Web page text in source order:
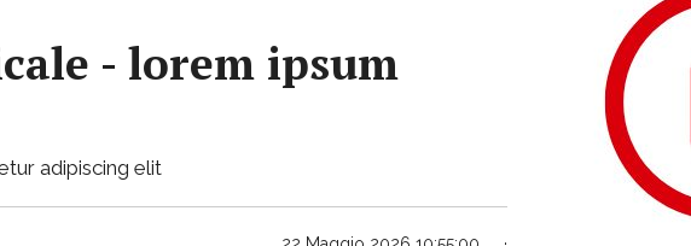
- lorem ipsum
adipiscing elit